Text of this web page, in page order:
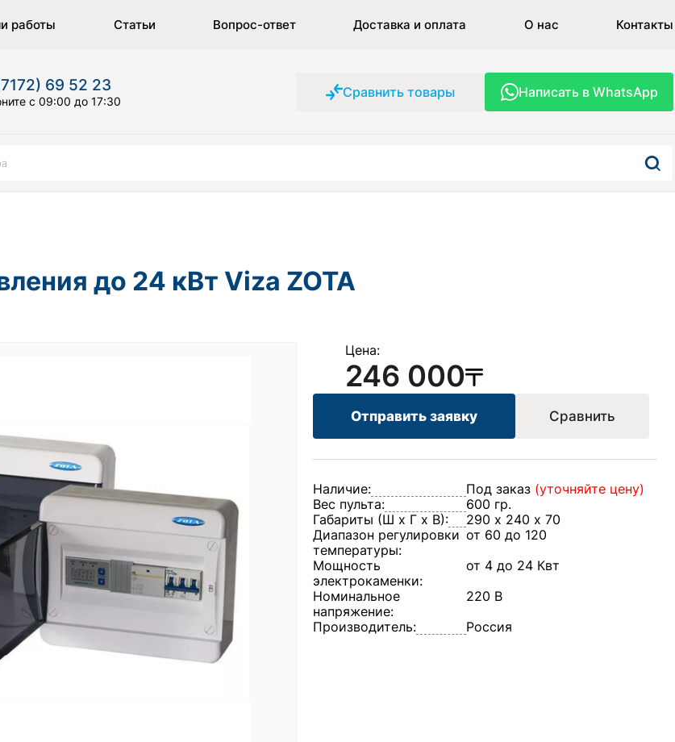
работы Статьи Вопрос-ответ Доставка и оплата О нас Контакты
69 52 23
с 09:00 до 17:30
Сравнить товары Написать в WhatsApp
до 24 кВт Vizа ZOTA
Цена:
246 000
Отправить заявку Сравнить
Наличие: Под заказ (уточняйте цену)
Вес пульта:
600 гр.
Габариты (Ш х Г х В):
290 х 240 х 70
Диапазон регулировки
температуры:
от 60 до 120
Мощность
электрокаменки:
от 4 до 24 Квт
Номинальное
напряжение:
220 В
Производитель:
Россия